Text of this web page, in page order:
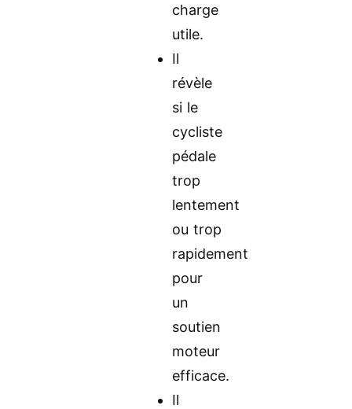
charge
utile.
Il
révèle
si le
cycliste
pédale
trop
lentement
ou trop
rapidement
pour
un
soutien
moteur
efficace.
Il